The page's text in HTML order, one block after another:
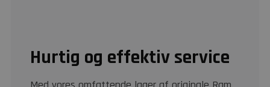
Hurtig og effektiv service